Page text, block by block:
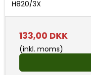
H820/3X
133,00 DKK
(inkl. moms)